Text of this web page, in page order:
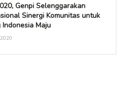
Genpi Selenggarakan
Sinergi Komunitas untuk
Maju